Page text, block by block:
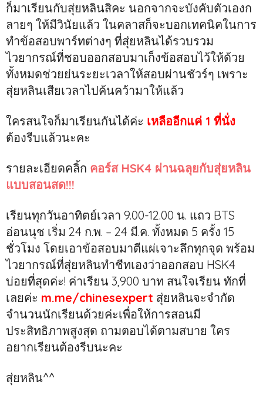
ก็มาเรียนกับสุ่ยหลินสิคะ นอกจากจะบังคับตัวเองก
ลายๆ ให้มีวินัยแล้ว ในคลาสก็จะบอกเทคนิคในการ
ทำข้อสอบพาร์ทต่างๆ ที่สุ่ยหลินได้รวบรวม
ไวยากรณ์ที่ชอบออกสอบมาเก็งข้อสอบไว้ให้ด้วย
ทั้งหมดช่วยย่นระยะเวลาให้สอบผ่านชัวร์ๆ เพราะ
สุ่ยหลินเสียเวลาไปค้นคว้ามาให้แล้ว
ใครสนใจก็มาเรียนกันได้ค่ะ เหลืออีกแค่ 1 ที่นั่ง
ต้องรีบแล้วนะคะ
รายละเอียดคลิ้ก คอร์ส HSK4 ผ่านฉลุยกับสุ่ยหลิน
แบบสอนสด!!!
เรียนทุกวันอาทิตย์เวลา 9.00-12.00 น. แถว BTS
อ่อนนุช เริ่ม 24 ก.พ. – 24 มี.ค. ทั้งหมด 5 ครั้ง 15
ชั่วโมง โดยเอาข้อสอบมาตีแผ่เจาะลึกทุกจุด พร้อม
ไวยากรณ์ที่สุ่ยหลินทำชีทเองว่าออกสอบ HSK4
บ่อยที่สุดค่ะ! ค่าเรียน 3,900 บาท สนใจเรียน ทักที่
เลยค่ะ m.me/chinesexpert สุ่ยหลินจะจำกัด
จำนวนนักเรียนด้วยค่ะเพื่อให้การสอนมี
ประสิทธิภาพสูงสุด ถามตอบได้ตามสบาย ใคร
อยากเรียนต้องรีบนะคะ
สุ่ยหลิน^^